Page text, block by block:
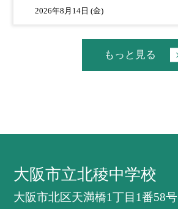
2026年8月14日 (金)
もっと見る
大阪市立北稜中学校
大阪市北区天満橋1丁目1番58号